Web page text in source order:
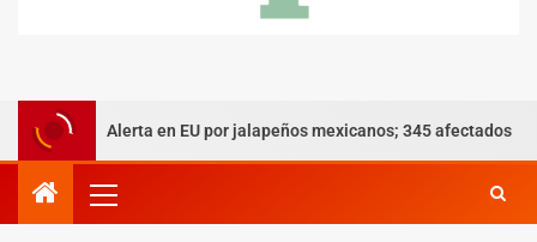
Alerta en EU por jalapeños mexicanos; 345 afectados